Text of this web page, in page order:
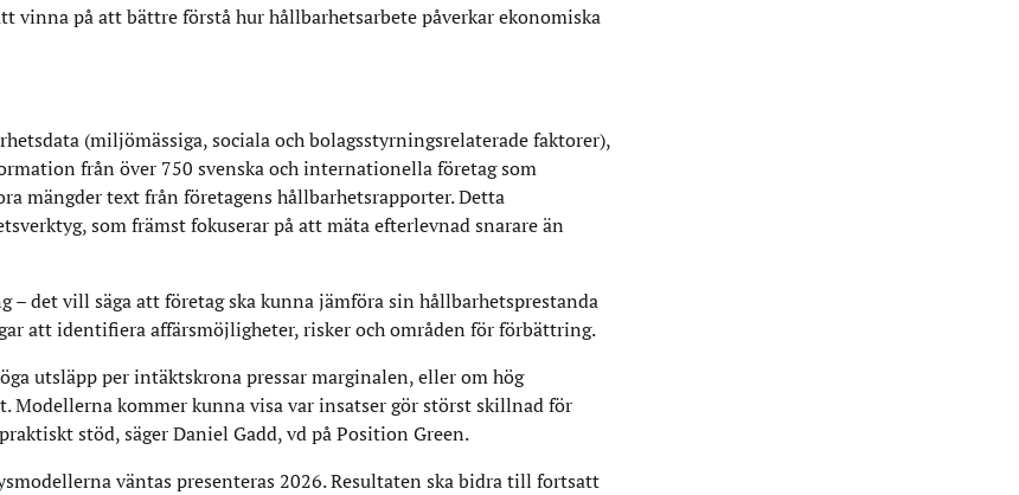
vinna på att bättre förstå hur hållbarhetsarbete påverkar ekonomiska
(miljömässiga, sociala och bolagsstyrningsrelaterade faktorer),
från över 750 svenska och internationella företag som
mängder text från företagens hållbarhetsrapporter. Detta
som främst fokuserar på att mäta efterlevnad snarare än
det vill säga att företag ska kunna jämföra sin hållbarhetsprestanda
att identifiera affärsmöjligheter, risker och områden för förbättring.
utsläpp per intäktskrona pressar marginalen, eller om hög
Modellerna kommer kunna visa var insatser gör störst skillnad för
stöd, säger Daniel Gadd, vd på Position Green.
väntas presenteras 2026. Resultaten ska bidra till fortsatt